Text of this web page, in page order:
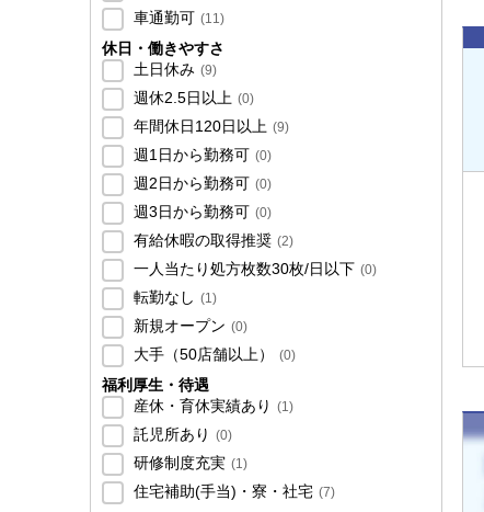
車通勤可 (11)
休日・働きやすさ
土日休み (9)
週休2.5日以上 (0)
年間休日120日以上 (9)
週1日から勤務可 (0)
週2日から勤務可 (0)
週3日から勤務可 (0)
有給休暇の取得推奨 (2)
一人当たり処方枚数30枚/日以下 (0)
転勤なし (1)
新規オープン (0)
大手（50店舗以上） (0)
福利厚生・待遇
産休・育休実績あり (1)
託児所あり (0)
研修制度充実 (1)
住宅補助(手当)・寮・社宅 (7)